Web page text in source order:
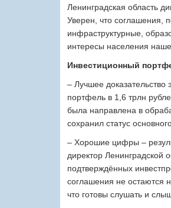
Ленинградская область
Уверен, что соглашения,
инфраструктурные,
интересы населения
Инвестиционный
– Лучшее доказательство
портфель в 1,6 трлн
была направлена в
сохранил статус
– Хорошие цифры –
директор Ленинградской
подтверждённых
соглашения не остаются
что готовы слушать и